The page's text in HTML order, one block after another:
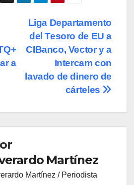
Liga Departamento
del Tesoro de EU a
CIBanco, Vector y a
Intercam con
lavado de dinero de
cárteles
a
Martínez
Martínez / Periodista